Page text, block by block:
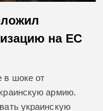
на ЕС
в шоке от
армию.
украинскую